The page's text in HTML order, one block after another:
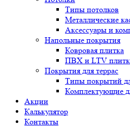
Типы потолков
Металлические
Аксессуары и
Напольные покрытия
Ковровая плитка
ПВХ и LTV
Покрытия для террас
Типы покрытий
Комплектующие
Акции
Калькулятор
Контакты